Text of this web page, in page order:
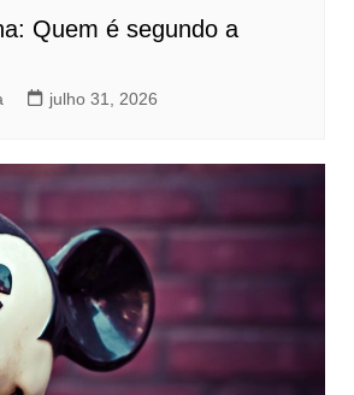
Quem é segundo a
julho 31, 2026